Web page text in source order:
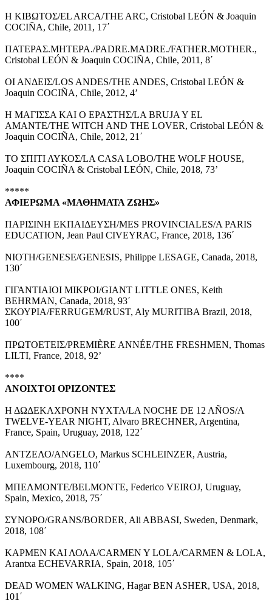
Η ΚΙΒΩΤΟΣ/EL ARCA/THE ARC, Cristobal LEÓN & Joaquin
COCIÑA, Chile, 2011, 17΄
ΠΑΤΕΡΑΣ.ΜΗΤΕΡΑ./PADRE.MADRE./FATHER.MOTHER.,
Cristobal LEÓN & Joaquin COCIÑA, Chile, 2011, 8΄
ΟΙ ΑΝΔΕΙΣ/LOS ANDES/THE ANDES, Cristobal LEÓN &
Joaquin COCIÑA, Chile, 2012, 4’
Η ΜΑΓΙΣΣΑ ΚΑΙ Ο ΕΡΑΣΤΗΣ/LA BRUJA Y EL
AMANTE/THE WITCH AND THE LOVER, Cristobal LEÓN &
Joaquin COCIÑA, Chile, 2012, 21΄
ΤΟ ΣΠΙΤΙ ΛΥΚΟΣ/LA CASA LOBO/THE WOLF HOUSE,
Joaquin COCIÑA & Cristobal LEÓN, Chile, 2018, 73’
*****
ΑΦΙΕΡΩΜΑ «ΜΑΘΗΜΑΤΑ ΖΩΗΣ»
ΠΑΡΙΣΙΝΗ ΕΚΠΑΙΔΕΥΣΗ/MES PROVINCIALES/A PARIS
EDUCATION, Jean Paul CIVEYRAC, France, 2018, 136΄
NIOTH/GENESE/GENESIS, Philippe LESAGE, Canada, 2018,
130΄
ΓΙΓΑΝΤΙΑΙΟΙ ΜΙΚΡΟΙ/GIANT LITTLE ONES, Keith
BEHRMAN, Canada, 2018, 93΄
ΣΚΟΥΡΙΑ/FERRUGEM/RUST, Aly MURITIBA Brazil, 2018,
100΄
ΠΡΩΤΟΕΤΕΙΣ/PREMIÈRE ANNÉE/THE FRESHMEN, Thomas
LILTI, France, 2018, 92’
****
ΑΝΟΙΧΤΟΙ ΟΡΙΖΟΝΤΕΣ
Η ΔΩΔΕΚΑΧΡΟΝΗ ΝΥΧΤΑ/LA NOCHE DE 12 AÑOS/A
TWELVE-YEAR NIGHT, Alvaro BRECHNER, Argentina,
France, Spain, Uruguay, 2018, 122΄
ΑΝΤΖΕΛΟ/ANGELO, Markus SCHLEINZER, Austria,
Luxembourg, 2018, 110΄
ΜΠΕΛΜΟΝΤΕ/BELMONTE, Federico VEIROJ, Uruguay,
Spain, Mexico, 2018, 75΄
ΣΥΝΟΡΟ/GRANS/BORDER, Ali ABBASI, Sweden, Denmark,
2018, 108΄
ΚΑΡΜΕΝ ΚΑΙ ΛΟΛΑ/CARMEN Y LOLA/CARMEN & LOLA,
Arantxa ECHEVARRIA, Spain, 2018, 105΄
DEAD WOMEN WALKING, Hagar BEN ASHER, USA, 2018,
101΄